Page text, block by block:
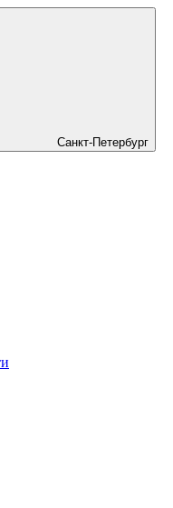
Санкт-Петербург